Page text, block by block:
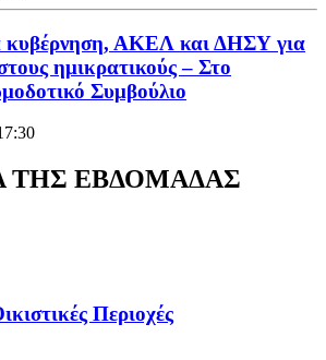
κυβέρνηση, ΑΚΕΛ και ΔΗΣΥ για
ημικρατικούς – Στο
Συμβούλιο
ΤΗΣ ΕΒΔΟΜΑΔΑΣ
Περιοχές